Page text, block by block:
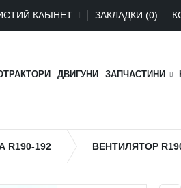
КАБІНЕТ ЗАКЛАДКИ (0)
ДВИГУНИ ЗАПЧАСТИНИ
192 ВЕНТИЛЯТОР